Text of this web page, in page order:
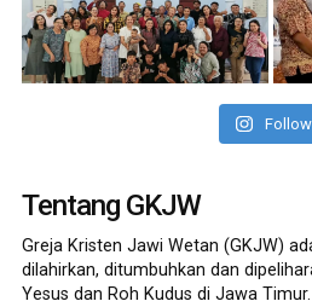
Follow
Tentang GKJW
Greja Kristen Jawi Wetan (GKJW)
dilahirkan, ditumbuhkan dan
Yesus dan Roh Kudus di Jawa Timur.